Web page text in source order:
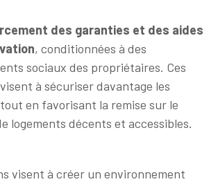
des garanties et des aides
, conditionnées à des
sociaux des propriétaires. Ces
à sécuriser davantage les
en favorisant la remise sur le
logements décents et accessibles.
visent à créer un environnement